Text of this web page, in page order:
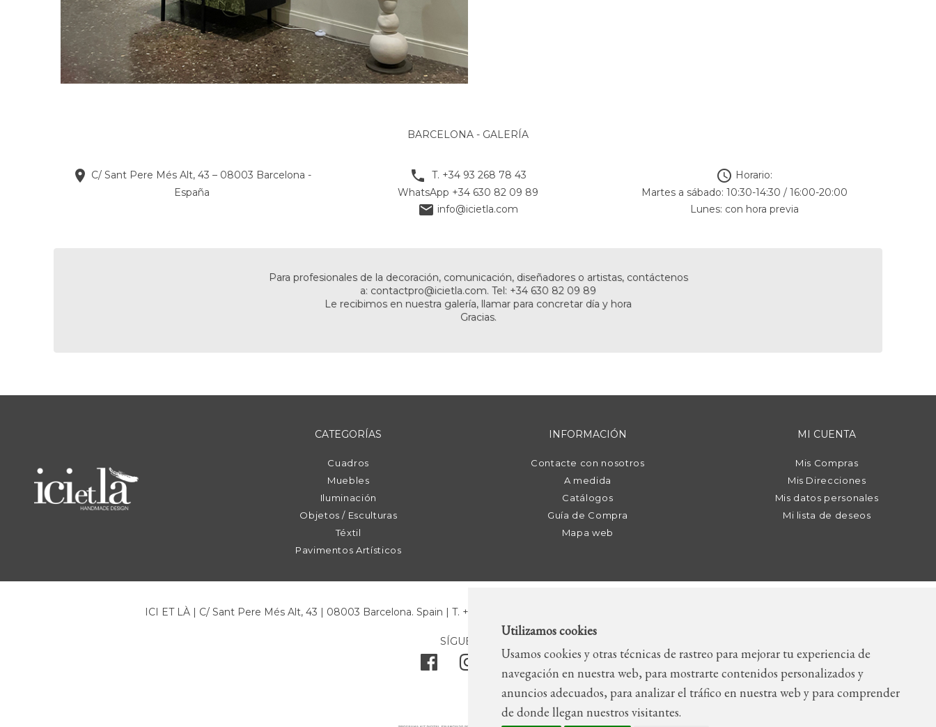
Utilizamos cookies
Usamos cookies y otras técnicas de rastreo para mejorar tu experiencia de
navegación en nuestra web, para mostrarte contenidos personalizados y
anuncios adecuados, para analizar el tráfico en nuestra web y para comprender
de donde llegan nuestros visitantes.
BARCELONA - GALERÍA
 C/ Sant Pere Més Alt, 43 – 08003 Barcelona -
España

T. +34 93 268 78 43
WhatsApp +34 630 82 09 89
 info@icietla.com
 Horario:
Martes a sábado: 10:30-14:30 / 16:00-20:00
Lunes: con hora previa
Para profesionales de la decoración, comunicación, diseñadores o artistas, contáctenos
a: contactpro@icietla.com. Tel: +34 630 82 09 89
Le recibimos en nuestra galería, llamar para concretar día y hora
Gracias.
CATEGORÍAS
Cuadros
Muebles
Iluminación
Objetos / Esculturas
Téxtil
Pavimentos Artísticos
INFORMACIÓN
Contacte con nosotros
A medida
Catálogos
Guía de Compra
Mapa web
MI CUENTA
Mis Compras
Mis Direcciones
Mis datos personales
Mi lista de deseos
ICI ET LÀ | C/ Sant Pere Més Alt, 43 | 08003 Barcelona. Spain | T. +34 93 268 78 43 | +34 630 82 09 89 | info@icietla.com |
SÍGUENOS